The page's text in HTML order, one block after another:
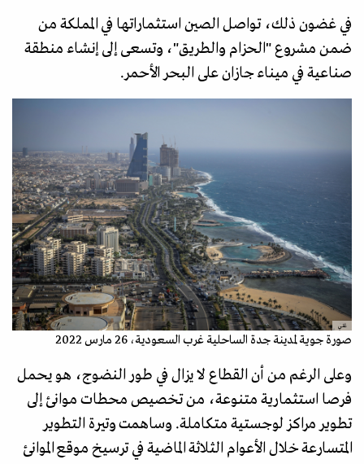
في غضون ذلك، تواصل الصين استثماراتها في المملكة من
ضمن مشروع "الحزام والطريق"، وتسعى إلى إنشاء منطقة
صناعية في ميناء جازان على البحر الأحمر.
غتي
صورة جوية لمدينة جدة الساحلية غرب السعودية، 26 مارس 2022
وعلى الرغم من أن القطاع لا يزال في طور النضوج، هو يحمل
فرصا استثمارية متنوعة، من تخصيص محطات موانئ إلى
تطوير مراكز لوجستية متكاملة. وساهمت وتيرة التطوير
المتسارعة خلال الأعوام الثلاثة الماضية في ترسيخ موقع الموانئ